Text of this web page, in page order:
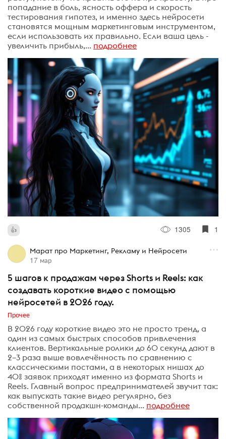
попадание в боль, ясность оффера и скорость
тестирования гипотез, и именно здесь нейросети
становятся мощным маркетинговым инструментом,
если использовать их правильно. Если ваша цель -
увеличить прибыль,... подробнее
1305 1
Марат про Маркетинг, Рекламу и Нейросети
17 мар
5 шагов к продажам через Shorts и Reels: как
создавать короткие видео с помощью
нейросетей в 2026 году.
Прочее
В 2026 году короткие видео это не просто тренд, а
один из самых быстрых способов привлечения
клиентов. Вертикальные ролики до 60 секунд дают в
2–3 раза выше вовлечённость по сравнению с
классическими постами, а в некоторых нишах до
40% заявок приходят именно из формата Shorts и
Reels. Главный вопрос предпринимателей звучит так:
как выпускать такие видео регулярно, без
собственной продакшн-команды... подробнее